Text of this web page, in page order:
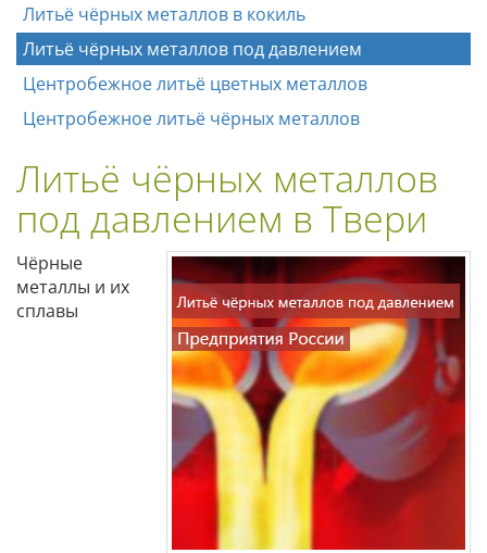
Литьё чёрных металлов в кокиль
Литьё чёрных металлов под давлением
Центробежное литьё цветных металлов
Центробежное литьё чёрных металлов
Литьё чёрных металлов
под давлением в Твери
Чёрные
металлы и их
сплавы